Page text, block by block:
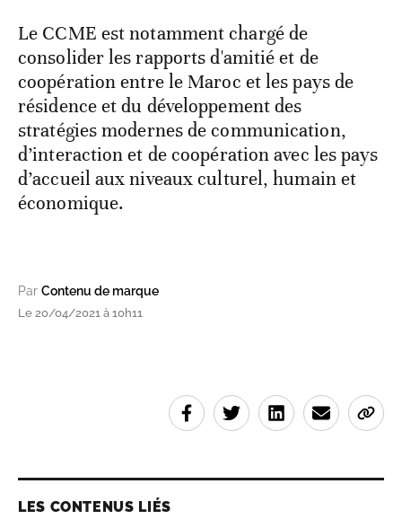
Le CCME est notamment chargé de
consolider les rapports d'amitié et de
coopération entre le Maroc et les pays de
résidence et du développement des
stratégies modernes de communication,
d’interaction et de coopération avec les pays
d’accueil aux niveaux culturel, humain et
économique.
Par Contenu de marque
Le 20/04/2021 à 10h11
LES CONTENUS LIÉS